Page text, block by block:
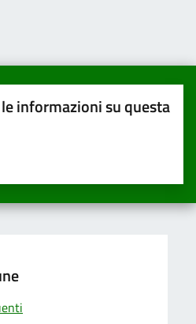
informazioni su questa
su 5
su 5
5